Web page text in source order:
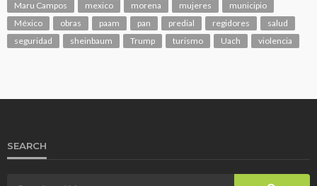
Maru Campos
mexico morena mujeres
municipio
México
obras paam pan predial regidores
salud
seguridad
sheinbaum Trump turismo Uach violencia
SEARCH